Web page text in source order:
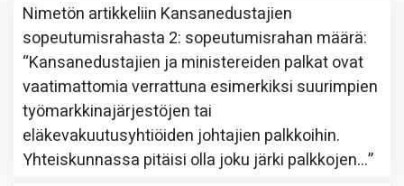
Nimetön artikkeliin Kansanedustajien
sopeutumisrahasta 2: sopeutumisrahan määrä:
“Kansanedustajien ja ministereiden palkat ovat
vaatimattomia verrattuna esimerkiksi suurimpien
työmarkkinajärjestöjen tai
eläkevakuutusyhtiöiden johtajien palkkoihin.
Yhteiskunnassa pitäisi olla joku järki palkkojen…”